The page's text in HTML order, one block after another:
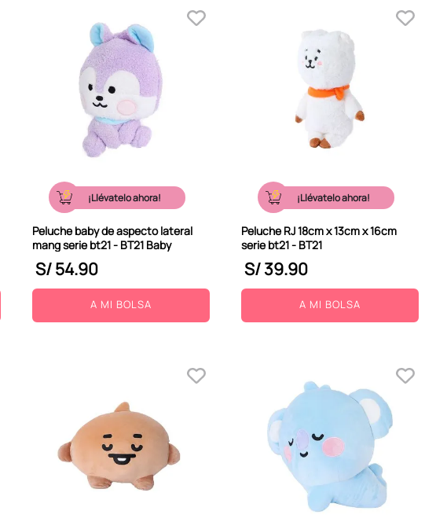
¡Llévatelo ahora!
Peluche baby de aspecto lateral
mang serie bt21 - BT21 Baby
S/54.90
A MI BOLSA
¡Llévatelo ahora!
Peluche RJ 18cm x 13cm x 16cm
serie bt21 - BT21
S/39.90
A MI BOLSA